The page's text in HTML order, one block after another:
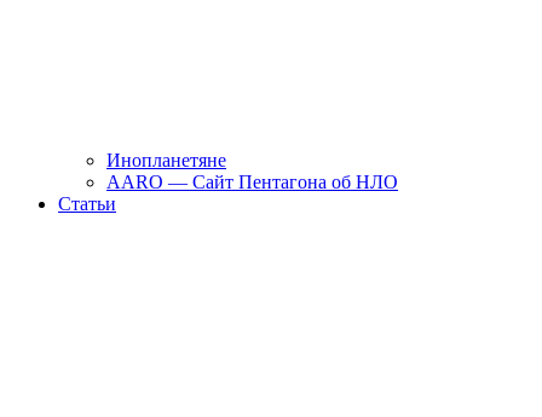
Инопланетяне
AARO — Сайт Пентагона об НЛО
Статьи